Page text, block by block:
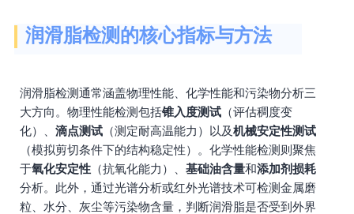
润滑脂检测的核心指标与方法
润滑脂检测通常涵盖物理性能、化学性能和污染物分析三
大方向。物理性能检测包括锥入度测试 （评估稠度变
化）、 滴点测试 （测定耐高温能力）以及机械安定性测试
（模拟剪切条件下的结构稳定性）。化学性能检测则聚焦
于氧化安定性 （抗氧化能力）、 基础油含量和添加剂损耗
分析。此外，通过光谱分析或红外光谱技术可检测金属磨
粒、水分、灰尘等污染物含量，判断润滑脂是否受到外界